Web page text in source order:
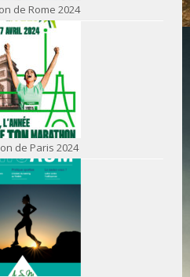
de Rome 2024
de Paris 2024